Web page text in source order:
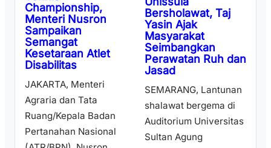
Championship,
Menteri Nusron
Sampaikan
Semangat
Kesetaraan Atlet
Disabilitas
JAKARTA, Menteri
Agraria dan Tata
Ruang/Kepala Badan
Pertanahan Nasional
Bersholawat, Taj
Yasin Ajak
Masyarakat
Seimbangkan
Perawatan Ruh dan
Jasad
SEMARANG, Lantunan
shalawat bergema di
Auditorium Universitas
Sultan Agung